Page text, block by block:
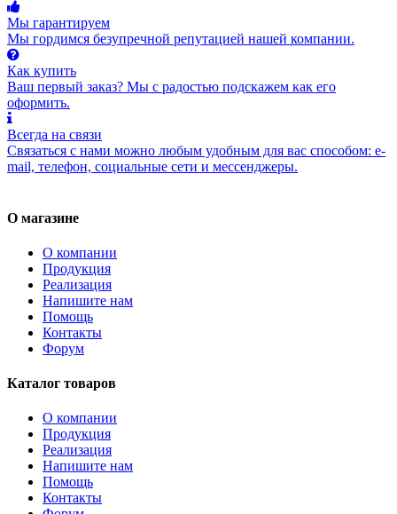
Мы гарантируем
Мы гордимся безупречной репутацией нашей компании.
Как купить
Ваш первый заказ? Мы с радостью подскажем как его
оформить.
Всегда на связи
Связаться с нами можно любым удобным для вас способом: e-
mail, телефон, социальные сети и мессенджеры.
О магазине
О компании
Продукция
Реализация
Напишите нам
Помощь
Контакты
Форум
Каталог товаров
О компании
Продукция
Реализация
Напишите нам
Помощь
Контакты